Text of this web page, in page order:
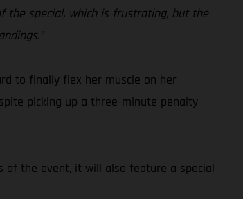
the special, which is frustrating, but the
to finally flex her muscle on her
picking up a three-minute penalty
of the event, it will also feature a special